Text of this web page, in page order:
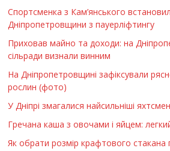
Спортсменка з Кам’янського
Дніпропетровщини з пауерліфтингу
Приховав майно та доходи: на
сільради визнали винним
На Дніпропетровщині зафіксували
рослин (фото)
У Дніпрі змагалися найсильніші
Гречана каша з овочами і яйцем:
Як обрати розмір крафтового стакана